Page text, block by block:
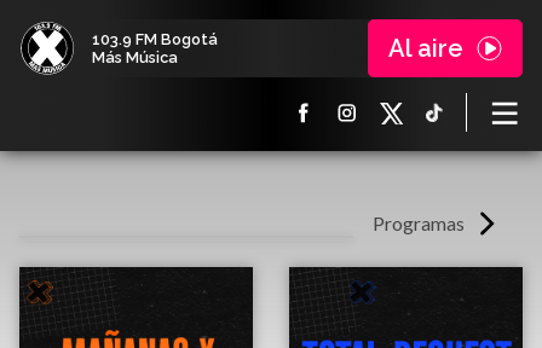
103.9 FM Bogotá
Más Música
Al aire
Programas